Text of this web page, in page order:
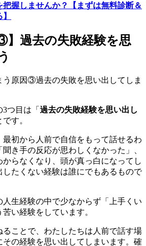
把握しませんか？【まずは無料診断＆
】過去の失敗経験を思
3つ目は「 過去の失敗経験を思い出し
す。
最初から人前で自信をもって話せるわ
き手の反応が思わしくなかった」、
からなくなり、頭が真っ白になってし
したくない経験は誰にでもあるもので
人生経験の中で少なからず 「
上手くい
苦い経験をしています。
ことで、 わたしたちは人前で話す場
その経験を思い出してしまいます。確